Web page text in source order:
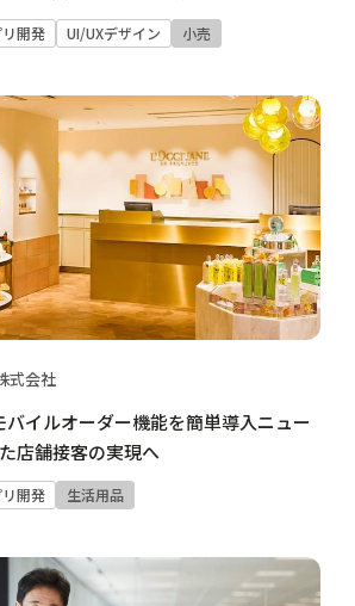
開発 UI/UXデザイン 小売
式会社
バイルオーダー機能を簡単導入ニュー
店舗接客の実現へ
開発 生活用品